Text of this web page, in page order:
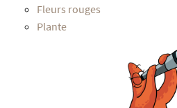
Fleurs rouges
Plante